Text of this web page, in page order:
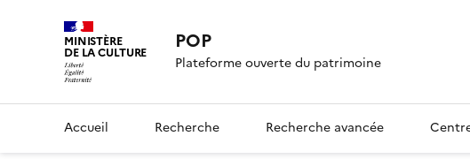
MINISTÈRE
DE LA CULTURE POP
Plateforme ouverte du patrimoine
Accueil Recherche Recherche avancée